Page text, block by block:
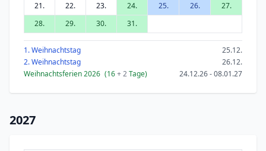
21.
22. 23. 24. 25. 26.
27.
28.
29. 30. 31.
1. Weihnachtstag
25.12.
2. Weihnachtstag
26.12.
Weihnachtsferien 2026 (16+ 2Tage) 24.12.26 - 08.01.27
2027